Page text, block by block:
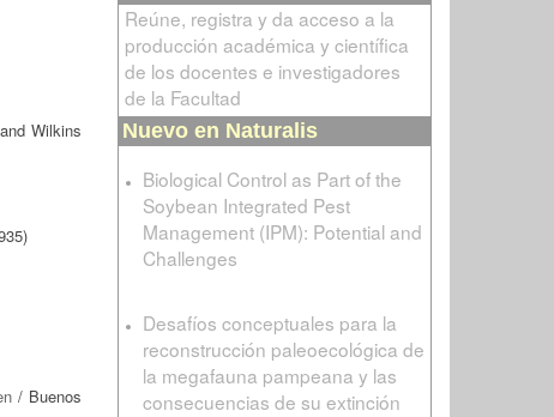
Wilkins
/ Buenos
Reúne, registra y da acceso a la
producción académica y científica
de los docentes e investigadores
de la Facultad
Nuevo en Naturalis
Biological Control as Part of the
Soybean Integrated Pest
Management (IPM): Potential and
Challenges
Desafíos conceptuales para la
reconstrucción paleoecológica de
la megafauna pampeana y las
consecuencias de su extinción